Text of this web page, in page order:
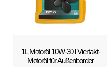
1L Motoröl 10W-30 l Viertakt-
Motoröl für Außenborder